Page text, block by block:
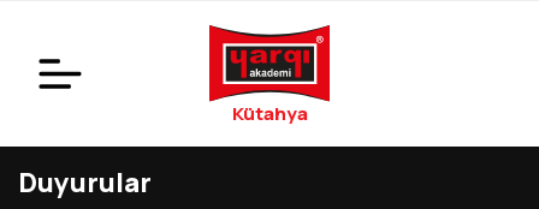
Kütahya
Duyurular